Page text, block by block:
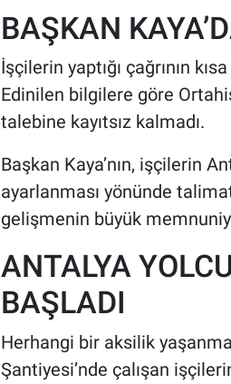
BAŞKAN
İşçilerin yaptığı çağrının
Edinilen bilgilere göre
talebine kayıtsız kalmadı.
Başkan Kaya’nın, işçilerin
ayarlanması yönünde
gelişmenin büyük
ANTALYA
BAŞLADI
Herhangi bir aksilik
Şantiyesi’nde çalışan